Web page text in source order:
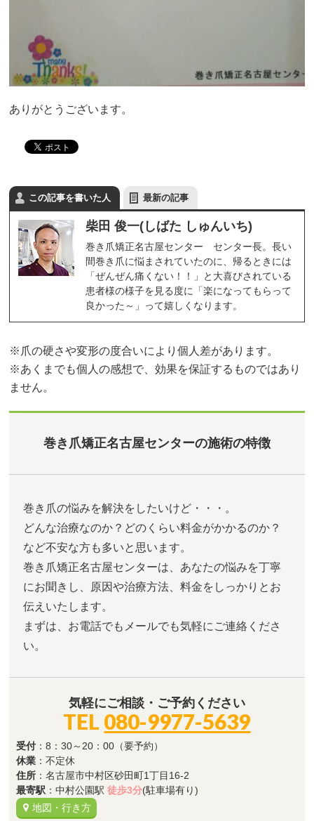
ありがとうございます。
この記事を書いた人 最新の記事
柴田 俊一(しばた しゅんいち)
巻き爪矯正名古屋センター センター長。長い
間巻き爪に悩まされていたのに、帰るときには
「ぜんぜん痛くない！！」と大喜びされている
患者様の様子を見る度に「楽になってもらって
良かった～」って嬉しくなります。
※爪の硬さや変形の度合いにより個人差があります。
※あくまでも個人の感想で、効果を保証するものではあり
ません。
巻き爪矯正名古屋センターの施術の特徴
巻き爪の悩みを解決をしたいけど・・・。
どんな治療なのか？どのくらい料金がかかるのか？
など不安な方も多いと思います。
巻き爪矯正名古屋センターは、あなたの悩みを丁寧
にお聞きし、原因や治療方法、料金をしっかりとお
伝えいたします。
まずは、お電話でもメールでも気軽にご連絡くださ
い。
気軽にご相談・ご予約ください
TEL 080-9977-5639
受付 ：8：30～20：00（要予約）
休業 ：不定休
住所 ：名古屋市中村区砂田町1丁目16-2
最寄駅 ：中村公園駅徒歩3分(駐車場有り)
地図・行き方